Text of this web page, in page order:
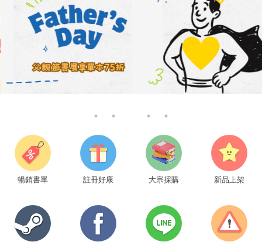
暢銷書單 註冊好康 大宗採購 新品上架